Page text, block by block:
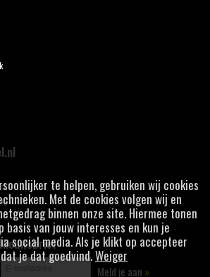
Meld je aan »
te helpen, gebruiken wij cookies
Met de cookies volgen wij en
binnen onze site. Hiermee tonen
basis van jouw interesses en kun je
social media. Als je klikt op accepteer
je dat goedvind.Weiger